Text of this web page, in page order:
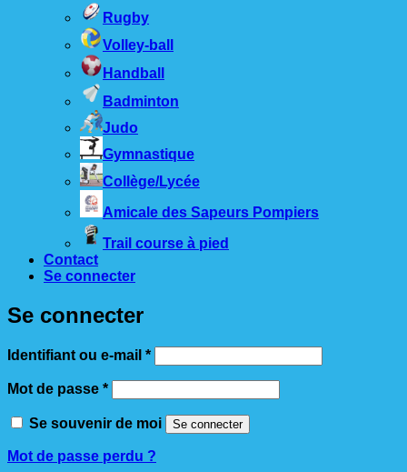
Rugby
Volley-ball
Handball
Badminton
Judo
Gymnastique
Collège/Lycée
Amicale des Sapeurs Pompiers
Trail course à pied
Contact
Se connecter
Se connecter
Identifiant ou e-mail *Obligatoire
Mot de passe *Obligatoire
Se souvenir de moi Se connecter
Mot de passe perdu ?